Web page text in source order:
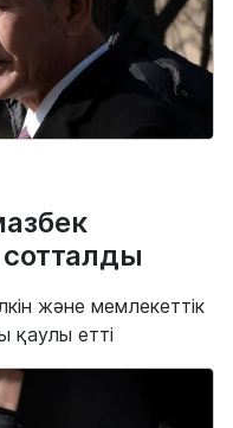
және мемлекеттік
қаулы етті